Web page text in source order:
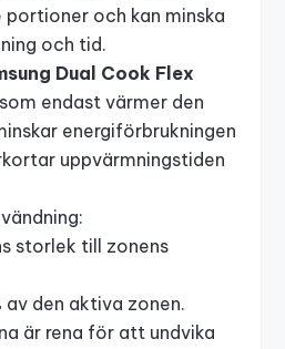
portioner och kan minska
och tid.
Dual Cook Flex
endast värmer den
energiförbrukningen
uppvärmningstiden
storlek till zonens
den aktiva zonen.
är rena för att undvika